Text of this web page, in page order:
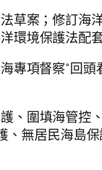
草案；修訂
環境保護法配
專項督察“回頭
、圍填海管控
、無居民海